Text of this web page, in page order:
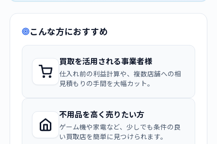
こんな方におすすめ
買取を活用される事業者様
仕入れ前の利益計算や、複数店舗への相
見積もりの手間を大幅カット。
不用品を高く売りたい方
ゲーム機や家電など、少しでも条件の良
い買取店を簡単に見つけられます。